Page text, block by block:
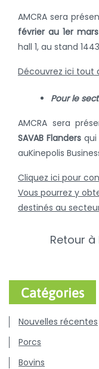
AMCRA sera
février au 1er
hall 1, au stand
Découvrez ici tout
Pour le
AMCRA sera
SAVAB Flanders qui
auKinepolis
Cliquez ici pour
Vous pourrez y
destinés au
Retour
Catégories
Nouvelles récentes
Porcs
Bovins